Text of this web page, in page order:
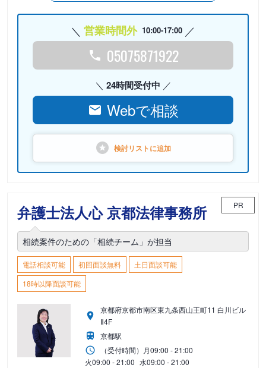
営業時間外 10:00-17:00
05075871922
24時間受付中
Webで相談
検討リストに追加
弁護士法人心 京都法律事務所 PR
相続案件のための「相続チーム」が担当
電話相談可能 初回面談無料
土日面談可能
18時以降面談可能
京都府京都市南区東九条西山王町11 白川ビル
Ⅱ4F
京都駅
（受付時間） 月09:00 - 21:00
火09:00 - 21:00 水09:00 - 21:00